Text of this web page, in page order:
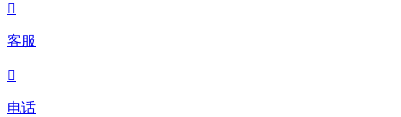

客服

电话